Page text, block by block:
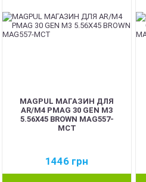
MAGPUL МАГАЗИН ДЛЯ
AR/M4 PMAG 30 GEN M3
5.56X45 BROWN MAG557-
MCT
1446 грн